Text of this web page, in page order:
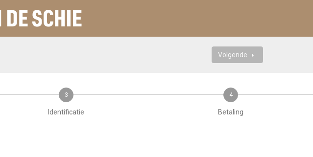
Volgende
3
Identificatie
4
Betaling